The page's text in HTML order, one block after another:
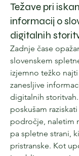
Težave pri
informacij o
digitalnih
Zadnje čase
slovenskem
izjemno težko
zanesljive
digitalnih
poskušam
področje, naletim
pa spletne strani,
pristranske. Kot